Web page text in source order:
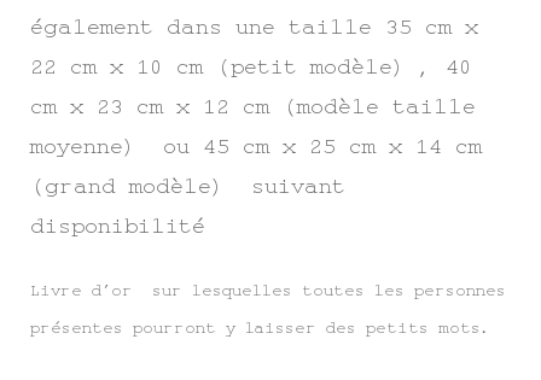
également dans une taille 35 cm x
22 cm x 10 cm (petit modèle) , 40
cm x 23 cm x 12 cm (modèle taille
moyenne) ou 45 cm x 25 cm x 14 cm
(grand modèle) suivant
disponibilité
Livre d’or sur lesquelles toutes les personnes
présentes pourront y laisser des petits mots.